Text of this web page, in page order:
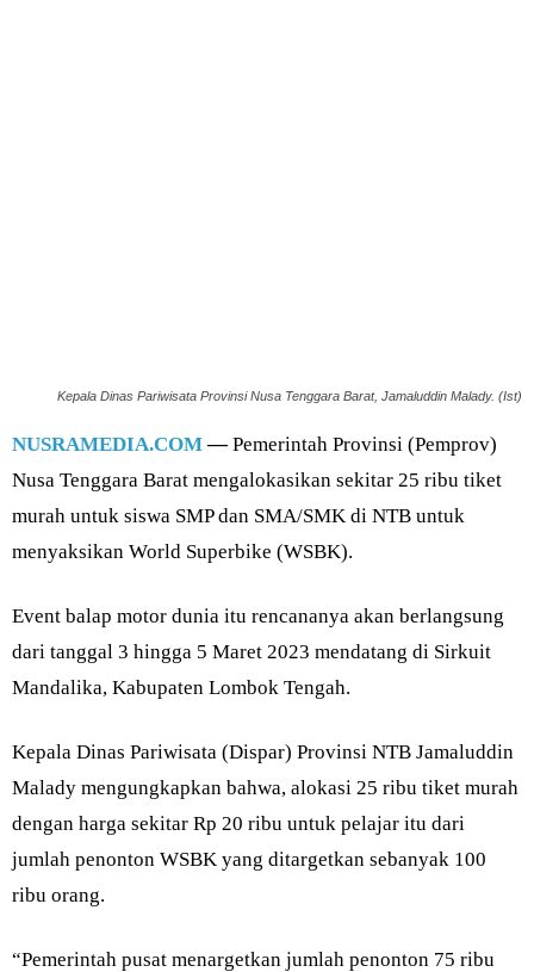
Kepala Dinas Pariwisata Provinsi Nusa Tenggara Barat, Jamaluddin Malady. (Ist)
NUSRAMEDIA.COM—Pemerintah Provinsi (Pemprov)
Nusa Tenggara Barat mengalokasikan sekitar 25 ribu tiket
murah untuk siswa SMP dan SMA/SMK di NTB untuk
menyaksikan World Superbike (WSBK).
Event balap motor dunia itu rencananya akan berlangsung
dari tanggal 3 hingga 5 Maret 2023 mendatang di Sirkuit
Mandalika, Kabupaten Lombok Tengah.
Kepala Dinas Pariwisata (Dispar) Provinsi NTB Jamaluddin
Malady mengungkapkan bahwa, alokasi 25 ribu tiket murah
dengan harga sekitar Rp 20 ribu untuk pelajar itu dari
jumlah penonton WSBK yang ditargetkan sebanyak 100
ribu orang.
“Pemerintah pusat menargetkan jumlah penonton 75 ribu